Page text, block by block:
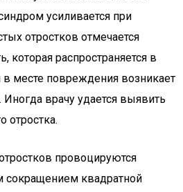
усиливается при
отростков отмечается
которая распространяется в
месте повреждения возникает
врачу удается выявить
отростка.
провоцируются
квадратной